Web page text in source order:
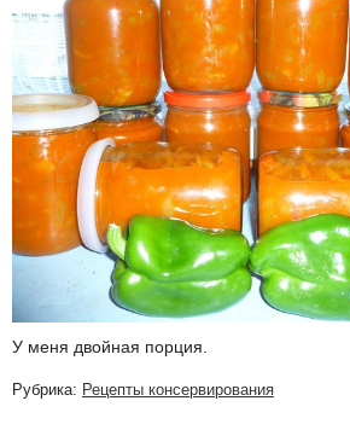
У меня двойная порция.
Рубрика: Рецепты консервирования